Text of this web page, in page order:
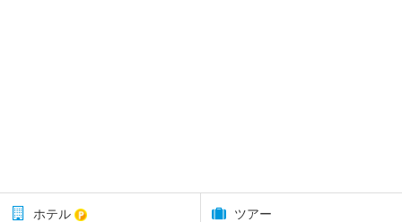
ホテル ツアー